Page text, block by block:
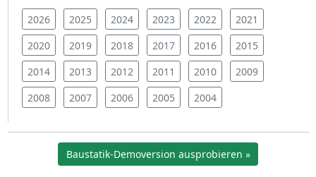
2026 2025 2024 2023 2022
2021
2020
2019 2018 2017 2016
2015
2014
2013 2012 2011 2010
2009
2008
2007 2006 2005 2004
Baustatik-Demoversion ausprobieren »